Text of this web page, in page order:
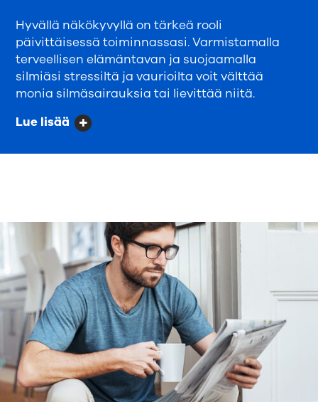
Hyvällä näkökyvyllä on tärkeä rooli
päivittäisessä toiminnassasi. Varmistamalla
terveellisen elämäntavan ja suojaamalla
silmiäsi stressiltä ja vaurioilta voit välttää
monia silmäsairauksia tai lievittää niitä.
Lue lisää